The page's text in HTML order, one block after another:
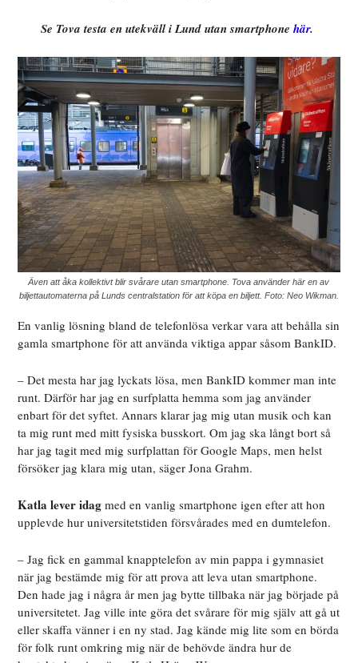
Se Tova testa en utekväll i Lund utan smartphone här.
Även att åka kollektivt blir svårare utan smartphone. Tova använder här en av
biljettautomaterna på Lunds centralstation för att köpa en biljett. Foto: Neo Wikman.
En vanlig lösning bland de telefonlösa verkar vara att behålla sin
gamla smartphone för att använda viktiga appar såsom BankID.
– Det mesta har jag lyckats lösa, men BankID kommer man inte
runt. Därför har jag en surfplatta hemma som jag använder
enbart för det syftet. Annars klarar jag mig utan musik och kan
ta mig runt med mitt fysiska busskort. Om jag ska långt bort så
har jag tagit med mig surfplattan för Google Maps, men helst
försöker jag klara mig utan, säger Jona Grahm.
Katla lever idag med en vanlig smartphone igen efter att hon
upplevde hur universitetstiden försvårades med en dumtelefon.
– Jag fick en gammal knapptelefon av min pappa i gymnasiet
när jag bestämde mig för att prova att leva utan smartphone.
Den hade jag i några år men jag bytte tillbaka när jag började på
universitetet. Jag ville inte göra det svårare för mig själv att gå ut
eller skaffa vänner i en ny stad. Jag kände mig lite som en börda
för folk runt omkring mig när de behövde ändra hur de